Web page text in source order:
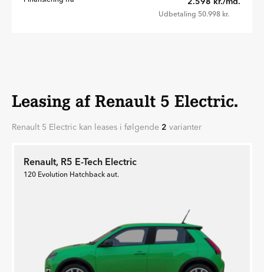
Udbetaling 50.998 kr.
Leasing af Renault 5 Electric.
Renault 5 Electric kan leases i følgende 2 varianter
Renault, R5 E-Tech Electric
120 Evolution Hatchback aut.